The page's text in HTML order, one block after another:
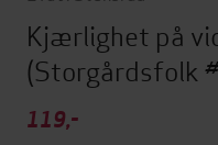
Kjærlighet på
(Storgårdsfolk
119,-